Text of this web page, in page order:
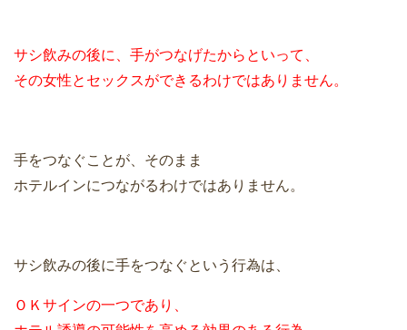
サシ飲みの後に、手がつなげたからといって、
その女性とセックスができるわけではありません。
手をつなぐことが、そのまま
ホテルインにつながるわけではありません。
サシ飲みの後に手をつなぐという行為は、
ＯＫサインの一つであり、